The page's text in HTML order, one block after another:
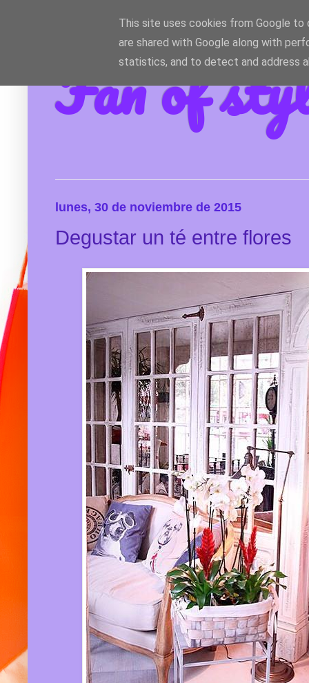
Fan of
lunes, 30 de noviembre de 2015
Degustar un té entre flores
This site uses cookies from Google to
are shared with Google along with
statistics, and to detect and address